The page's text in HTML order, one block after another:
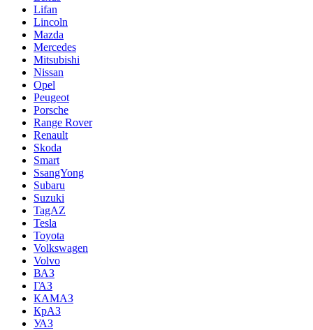
Lifan
Lincoln
Mazda
Mercedes
Mitsubishi
Nissan
Opel
Peugeot
Porsche
Range Rover
Renault
Skoda
Smart
SsangYong
Subaru
Suzuki
TagAZ
Tesla
Toyota
Volkswagen
Volvo
ВАЗ
ГАЗ
КАМАЗ
КрАЗ
УАЗ